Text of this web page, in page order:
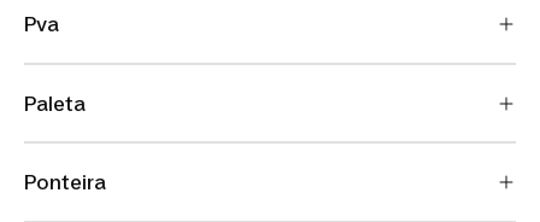
Pva
Paleta
Ponteira